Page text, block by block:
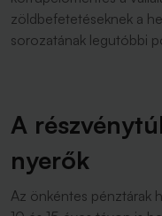
zöldbefetetéseknek a
sorozatának legutóbbi
A
nyerők
Az önkéntes pénztárak